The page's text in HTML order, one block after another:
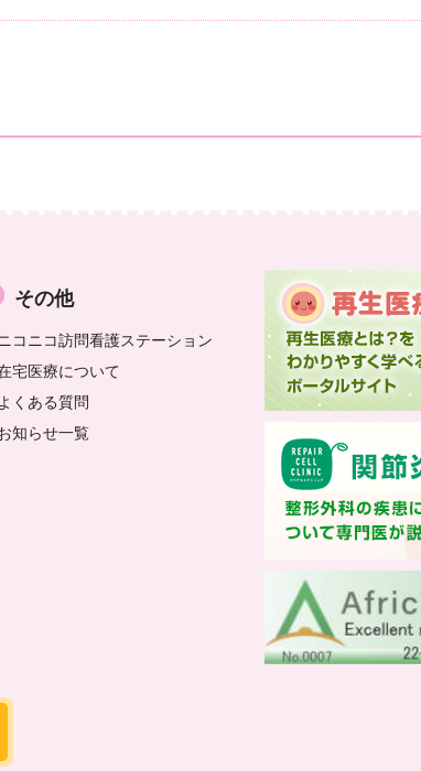
その他
コニコ訪問看護ステーション
宅医療について
よくある質問
知らせ一覧